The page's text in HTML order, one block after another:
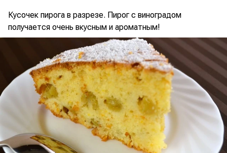
Кусочек пирога в разрезе. Пирог с виноградом
получается очень вкусным и ароматным!